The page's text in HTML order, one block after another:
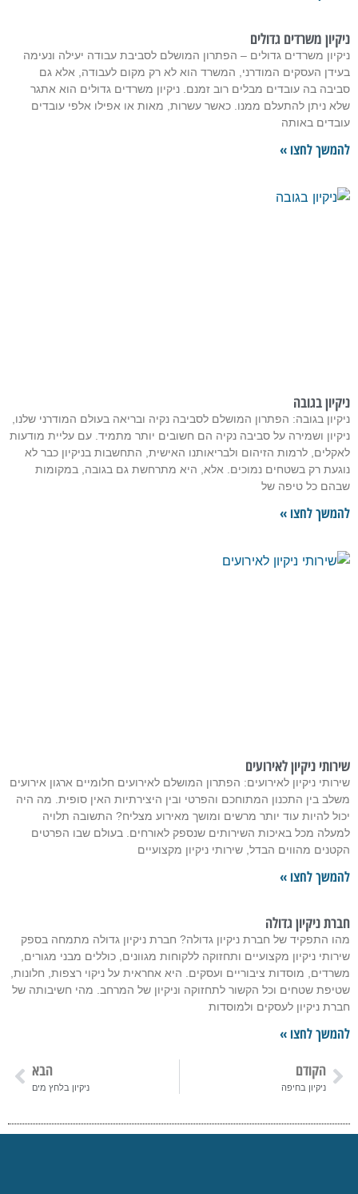
ניקיון משרדים גדולים
ניקיון משרדים גדולים – הפתרון המושלם לסביבת עבודה יעילה ונעימה
בעידן העסקים המודרני, המשרד הוא לא רק מקום לעבודה, אלא גם
סביבה בה עובדים מבלים רוב זמנם. ניקיון משרדים גדולים הוא אתגר
שלא ניתן להתעלם ממנו. כאשר עשרות, מאות או אפילו אלפי עובדים
עובדים באותה
להמשך לחצו »
ניקיון בגובה
ניקיון בגובה: הפתרון המושלם לסביבה נקיה ובריאה בעולם המודרני שלנו,
ניקיון ושמירה על סביבה נקיה הם חשובים יותר מתמיד. עם עליית מודעות
לאקלים, לרמות הזיהום ולבריאותנו האישית, התחשבות בניקיון כבר לא
נוגעת רק בשטחים נמוכים. אלא, היא מתרחשת גם בגובה, במקומות
שבהם כל טיפה של
להמשך לחצו »
שירותי ניקיון לאירועים
שירותי ניקיון לאירועים: הפתרון המושלם לאירועים חלומיים ארגון אירועים
משלב בין התכנון המתוחכם והפרטי ובין היצירתיות האין סופית. מה היה
יכול להיות עוד יותר מרשים ומושך מאירוע מצליח? התשובה תלויה
למעלה מכל באיכות השירותים שנספק לאורחים. בעולם שבו הפרטים
הקטנים מהווים הבדל, שירותי ניקיון מקצועיים
להמשך לחצו »
חברת ניקיון גדולה
מהו התפקיד של חברת ניקיון גדולה? חברת ניקיון גדולה מתמחה בספק
שירותי ניקיון מקצועיים ותחזוקה ללקוחות מגוונים, כוללים מבני מגורים,
משרדים, מוסדות ציבוריים ועסקים. היא אחראית על ניקוי רצפות, חלונות,
שטיפת שטחים וכל הקשור לתחזוקה וניקיון של המרחב. מהי חשיבותה של
חברת ניקיון לעסקים ולמוסדות
להמשך לחצו »
הקודם
ניקיון בחיפה
הבא
ניקיון בלחץ מים